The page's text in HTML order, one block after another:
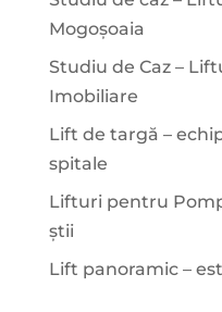
Mogoșoaia
Studiu de Caz –
Imobiliare
Lift de targă –
spitale
Lifturi pentru
știi
Lift panoramic –